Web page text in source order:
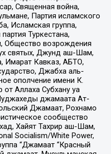
Священная война,
Партия исламского
Исламская группа,
Туркестана,
Общество возрождения
святых, Джунд аш-Шам,
Имарат Кавказ, АБТО,
Джабха аль-
ополчение имени К.
Аллаха Субхану уа
джамаата Ат-
Джамаат, Рохнамо
сообщество
Хайят Тахрир аш-Шам,
Socialism/White Power,
“Джамаат “Красный